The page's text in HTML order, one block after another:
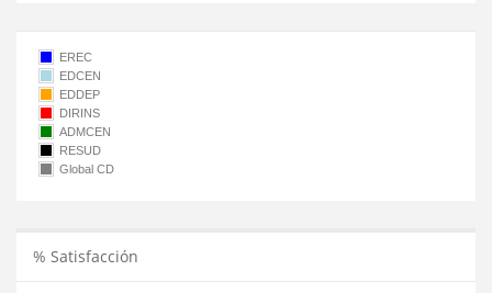
EREC
EDCEN
EDDEP
DIRINS
ADMCEN
RESUD
Global CD
% Satisfacción